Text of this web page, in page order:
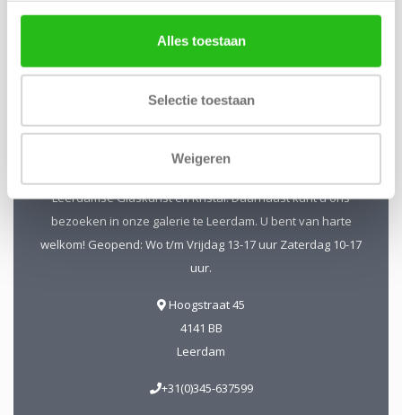
Alles toestaan
Selectie toestaan
Weigeren
Abonneer
Leerdamse Glaskunst en Kristal. Daarnaast kunt u ons
bezoeken in onze galerie te Leerdam. U bent van harte
welkom! Geopend: Wo t/m Vrijdag 13-17 uur Zaterdag 10-17
uur.
Hoogstraat 45
4141 BB
Leerdam
+31(0)345-637599